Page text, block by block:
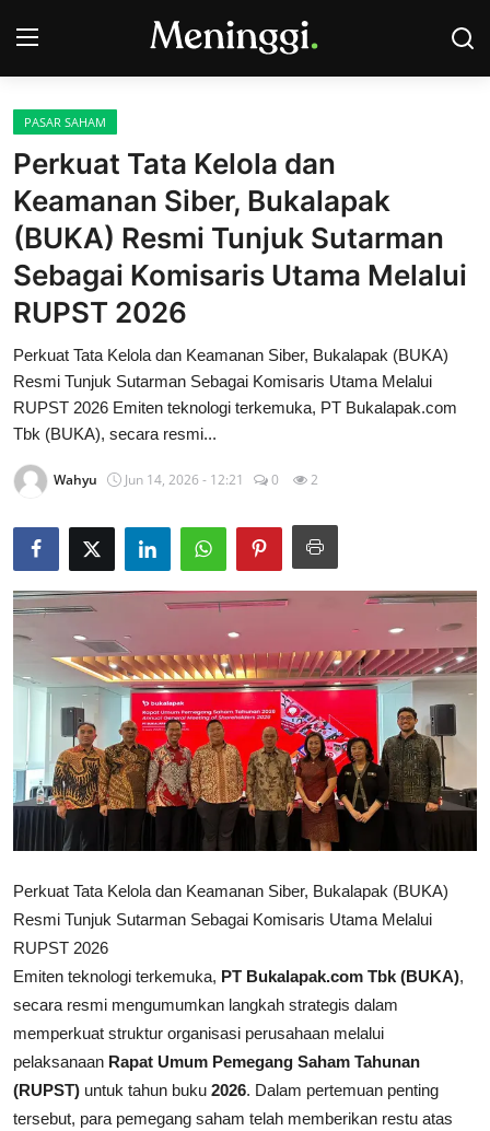
Contact
Pasar Saham
Bisnis
Industri
Korporasi
Kripto
Obligasi & Reksadana
PASAR SAHAM
Perkuat Tata Kelola dan
Keamanan Siber, Bukalapak
(BUKA) Resmi Tunjuk Sutarman
Sebagai Komisaris Utama Melalui
RUPST 2026
Perkuat Tata Kelola dan Keamanan Siber, Bukalapak (BUKA)
Resmi Tunjuk Sutarman Sebagai Komisaris Utama Melalui
RUPST 2026 Emiten teknologi terkemuka, PT Bukalapak.com
Tbk (BUKA), secara resmi...
Wahyu Jun 14, 2026 - 12:21 0 2
Perkuat Tata Kelola dan Keamanan Siber, Bukalapak (BUKA)
Resmi Tunjuk Sutarman Sebagai Komisaris Utama Melalui
RUPST 2026
Emiten teknologi terkemuka, PT Bukalapak.com Tbk (BUKA),
secara resmi mengumumkan langkah strategis dalam
memperkuat struktur organisasi perusahaan melalui
pelaksanaan Rapat Umum Pemegang Saham Tahunan
(RUPST) untuk tahun buku 2026. Dalam pertemuan penting
tersebut, para pemegang saham telah memberikan restu atas